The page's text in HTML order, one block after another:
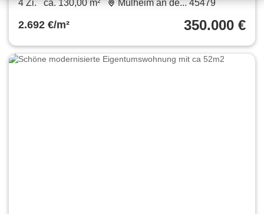
4 Zi. ca. 130,00 m² Mülheim an de... 45479
2.692 €/m² 350.000 €